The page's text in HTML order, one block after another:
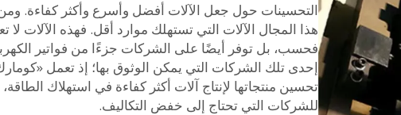
التحسينات حول جعل الآلات أفضل وأسرع وأكثر كفاءة.
هذا المجال الآلات التي تستهلك موارد أقل. فهذه الآلات لا
فحسب، بل توفر أيضًا على الشركات جزءًا من فواتير
إحدى تلك الشركات التي يمكن الوثوق بها؛ إذ تعمل
تحسين منتجاتها لإنتاج آلات أكثر كفاءة في استهلاك
للشركات التي تحتاج إلى خفض التكاليف.